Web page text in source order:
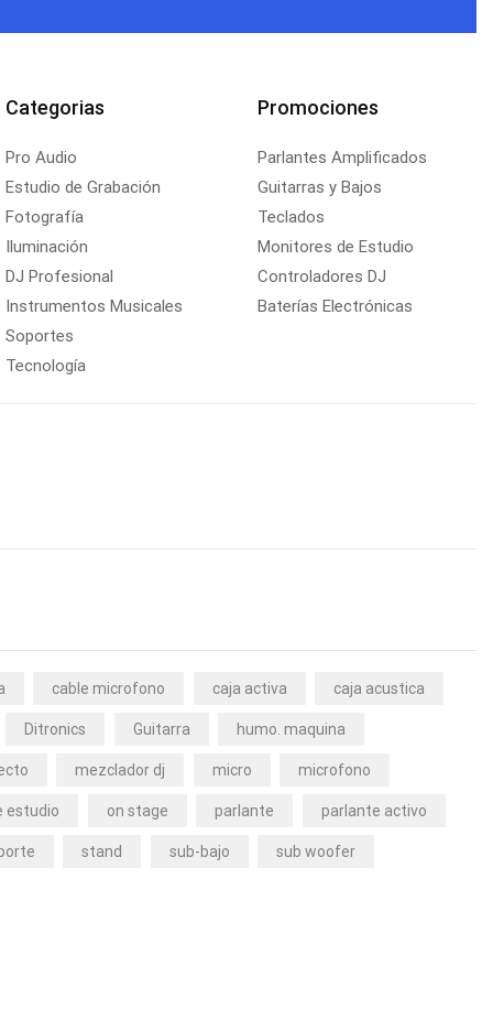
Categorias
Pro Audio
Estudio de Grabación
Fotografía
Iluminación
DJ Profesional
Instrumentos Musicales
Soportes
Tecnología
Promociones
Parlantes Amplificados
Guitarras y Bajos
Teclados
Monitores de Estudio
Controladores DJ
Baterías Electrónicas
cable microfono caja activa caja acustica
Ditronics Guitarra humo. maquina
mezclador dj micro microfono
estudio on stage parlante parlante activo
stand sub-bajo sub woofer